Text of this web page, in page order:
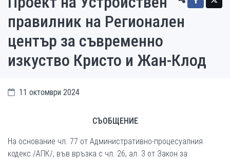
правилник на Регионален
център за съвременно
изкуство Кристо и Жан-Клод
11 октомври 2024
СЪОБЩЕНИЕ
На основание чл. 77 от Административно-процесуалния
кодекс /АПК/, във връзка с чл. 26, ал. 3 от Закон за